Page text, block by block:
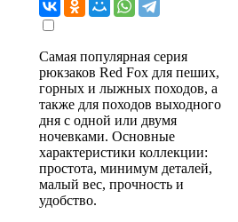
Самая популярная серия
рюкзаков Red Fox для пеших,
горных и лыжных походов, а
также для походов выходного
дня с одной или двумя
ночевками. Основные
характеристики коллекции:
простота, минимум деталей,
малый вес, прочность и
удобство.